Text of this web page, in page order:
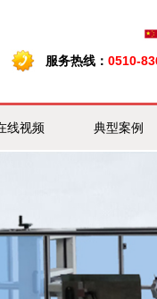
服务热线： 0510-
线视频 典型案例